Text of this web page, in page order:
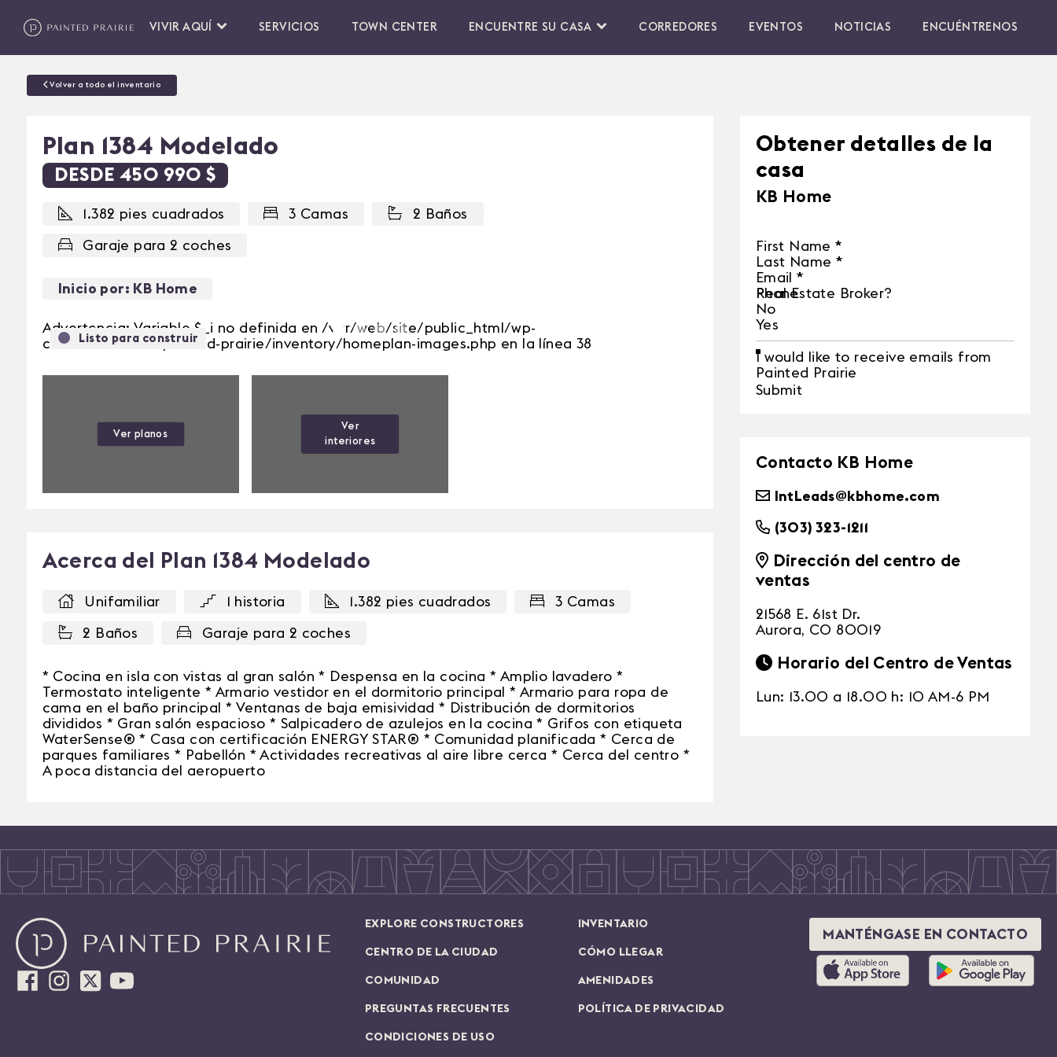
VIVIR AQUÍ SERVICIOS TOWN CENTER ENCUENTRE SU CASA CORREDORES EVENTOS NOTICIAS ENCUÉNTRENOS
Volver a todo el inventario
Plan 1384 Modelado
DESDE 450 990 $
1.382 pies cuadrados 3 Camas 2 Baños
Garaje para 2 coches
Inicio por: KB Home
Listo para construir
Advertencia: Variable $_i no definida en /var/web/site/public_html/wp-
content/themes/painted-prairie/inventory/homeplan-images.php en la línea 38
Anterior
Ver planos
Ver
interiores
Acerca del Plan 1384 Modelado
Unifamiliar 1 historia 1.382 pies cuadrados 3 Camas
2 Baños Garaje para 2 coches
* Cocina en isla con vistas al gran salón * Despensa en la cocina * Amplio lavadero *
Termostato inteligente * Armario vestidor en el dormitorio principal * Armario para ropa de
cama en el baño principal * Ventanas de baja emisividad * Distribución de dormitorios
divididos * Gran salón espacioso * Salpicadero de azulejos en la cocina * Grifos con etiqueta
WaterSense® * Casa con certificación ENERGY STAR® * Comunidad planificada * Cerca de
parques familiares * Pabellón * Actividades recreativas al aire libre cerca * Cerca del centro *
A poca distancia del aeropuerto
Obtener detalles de la
casa
KB Home
First Name *
Last Name *
Email
*
Phone
Real Estate Broker?
No
Yes
I would like to receive emails from
Painted Prairie
Submit
Contacto KB Home
IntLeads@kbhome.com
(303) 323-1211
Dirección del centro de
ventas
21568 E. 61st Dr.
Aurora, CO 80019
Horario del Centro de Ventas
Lun: 13.00 a 18.00 h: 10 AM-6 PM
EXPLORE CONSTRUCTORES INVENTARIO
CENTRO DE LA CIUDAD CÓMO LLEGAR
COMUNIDAD AMENIDADES
PREGUNTAS FRECUENTES POLÍTICA DE PRIVACIDAD
CONDICIONES DE USO
MANTÉNGASE EN CONTACTO